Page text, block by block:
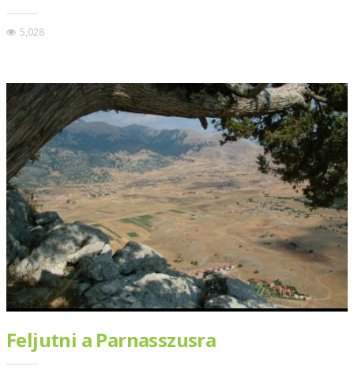
5,028
Feljutni a Parnasszusra